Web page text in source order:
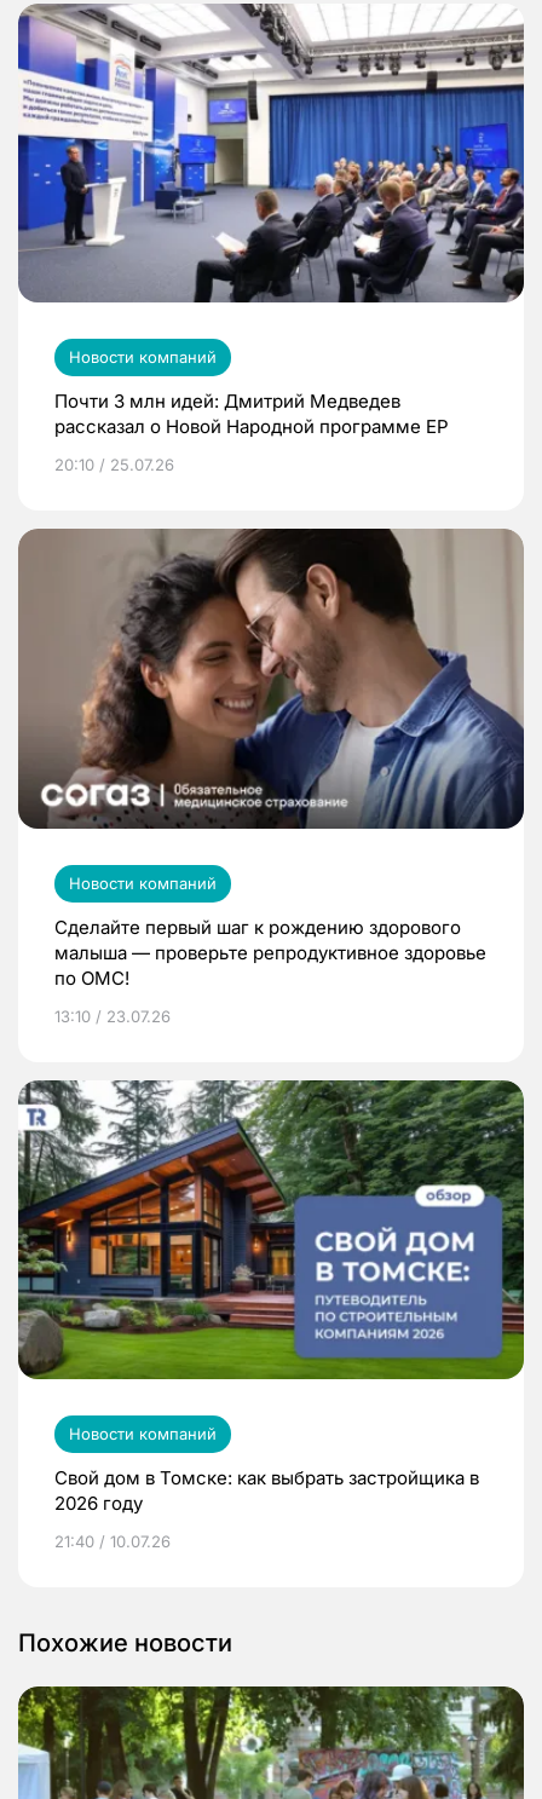
Новости компаний
Почти 3 млн идей: Дмитрий Медведев
рассказал о Новой Народной программе ЕР
20:10 / 25.07.26
Новости компаний
Сделайте первый шаг к рождению здорового
малыша — проверьте репродуктивное здоровье
по ОМС!
13:10 / 23.07.26
Новости компаний
Свой дом в Томске: как выбрать застройщика в
2026 году
21:40 / 10.07.26
Похожие новости